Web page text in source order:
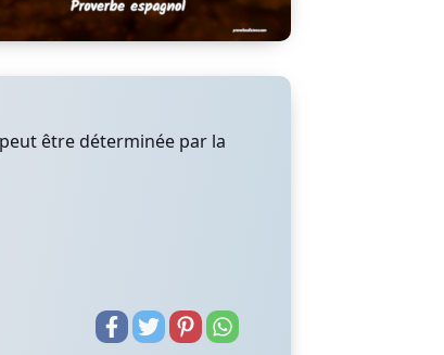
être déterminée par la